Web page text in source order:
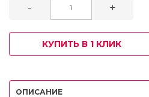
- +
КУПИТЬ В 1 КЛИК
ОПИСАНИЕ